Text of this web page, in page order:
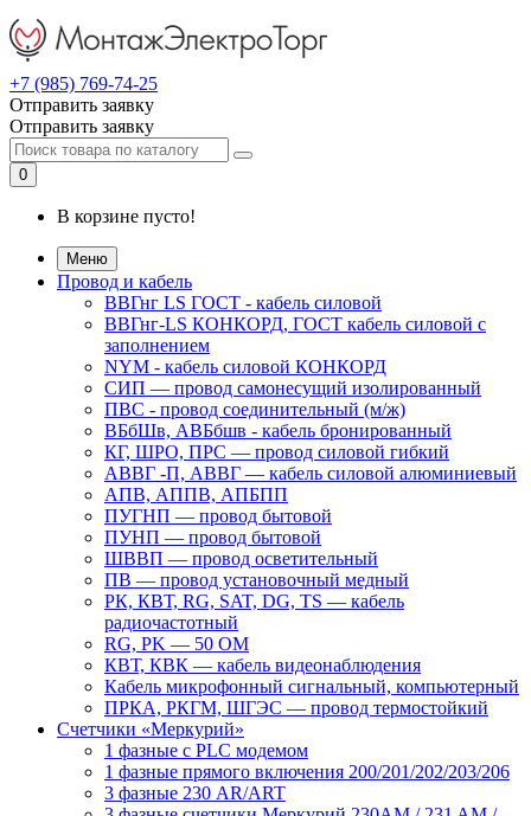
+7 (985) 769-74-25
Отправить заявку
Отправить заявку
0
В корзине пусто!
Меню
Провод и кабель
ВВГнг LS ГОСТ - кабель силовой
ВВГнг-LS КОНКОРД, ГОСТ кабель силовой с
заполнением
NYM - кабель силовой КОНКОРД
СИП ― провод самонесущий изолированный
ПВС - провод соединительный (м/ж)
ВБбШв, АВБбшв - кабель бронированный
КГ, ШРО, ПРС ― провод силовой гибкий
АВВГ -П, АВВГ ― кабель силовой алюминиевый
АПВ, АППВ, АПБПП
ПУГНП — провод бытовой
ПУНП — провод бытовой
ШВВП — провод осветительный
ПВ ― провод установочный медный
РК, КВТ, RG, SAT, DG, TS ― кабель
радиочастотный
RG, PK ― 50 ОМ
КВТ, КВК ― кабель видеонаблюдения
Кабель микрофонный сигнальный, компьютерный
ПРКА, РКГМ, ШГЭС ― провод термостойкий
Счетчики «Меркурий»
1 фазные с PLC модемом
1 фазные прямого включения 200/201/202/203/206
3 фазные 230 AR/ART